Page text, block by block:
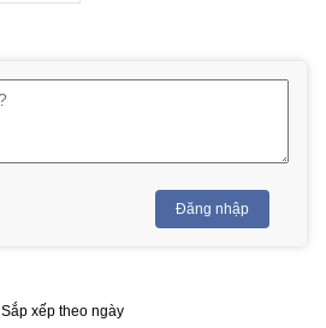
Đăng nhập
Sắp xếp theo ngày